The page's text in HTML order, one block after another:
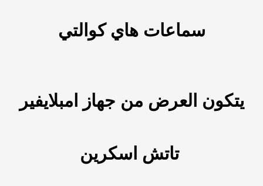
سماعات هاي كوالتي
يتكون العرض من جهاز امبلايفير
تاتش اسكرين